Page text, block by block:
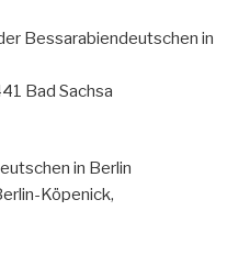
Bessarabiendeutschen in
Bad Sachsa
in Berlin
Köpenick,